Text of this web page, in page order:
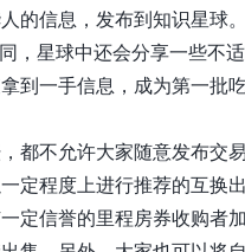
的信息，发布到知识星球
同，星球中还会分享一些不
到一手信息，成为第一批
都不允许大家随意发布交
定程度上进行推荐的互换
定信誉的里程房券收购者